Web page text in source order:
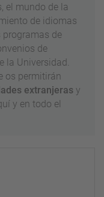
el mundo de la
de idiomas
programas de
de
la Universidad.
os permitirán
extranjeras y
y en todo el